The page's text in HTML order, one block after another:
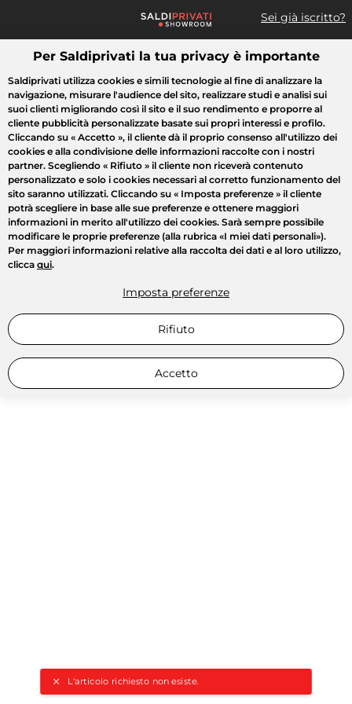
Sei già iscritto?
Cosa cerchi?
L'articolo richiesto non esiste.
Tutte le vendite Moda Casa Bellezza Elettrodomestici
Per Saldiprivati la tua privacy è importante
Saldiprivati utilizza cookies e simili tecnologie al fine di analizzare la
navigazione, misurare l'audience del sito, realizzare studi e analisi sui
suoi clienti migliorando così il sito e il suo rendimento e proporre al
cliente pubblicità personalizzate basate sui propri interessi e profilo.
Cliccando su « Accetto », il cliente dà il proprio consenso all'utilizzo dei
cookies e alla condivisione delle informazioni raccolte con i nostri
partner. Scegliendo « Rifiuto » il cliente non riceverà contenuto
personalizzato e solo i cookies necessari al corretto funzionamento del
sito saranno utilizzati. Cliccando su « Imposta preferenze » il cliente
potrà scegliere in base alle sue preferenze e ottenere maggiori
informazioni in merito all'utilizzo dei cookies. Sarà sempre possibile
modificare le proprie preferenze (alla rubrica «I miei dati personali»).
Per maggiori informazioni relative alla raccolta dei dati e al loro utilizzo,
clicca qui.
Imposta preferenze
Rifiuto
Accetto